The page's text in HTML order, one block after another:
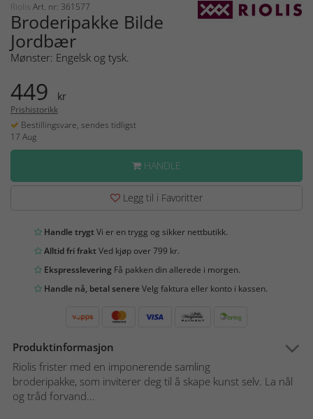
Riolis Art. nr: 361577
Broderipakke Bilde
Jordbær
Mønster: Engelsk og tysk.
449 kr
Prishistorikk
Bestillingsvare, sendes tidligst
17 Aug
HANDLE
Legg til i Favoritter
Handle trygtVi er en trygg og sikker nettbutikk.
Alltid fri fraktVed kjøp over 799 kr.
Ekspresslevering Få pakken din allerede i morgen.
Handle nå, betal senereVelg faktura eller konto i kassen.
Produktinformasjon
Riolis frister med en imponerende samling
broderipakke, som inviterer deg til å skape kunst selv. La nål
og tråd forvand...